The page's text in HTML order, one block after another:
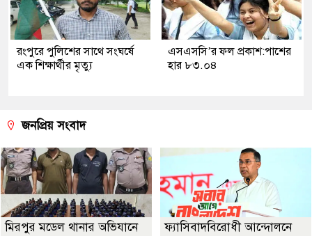
রংপুরে পুলিশের সাথে সংঘর্ষে
এক শিক্ষার্থীর মৃত্যু
এসএসসি’র ফল প্রকাশ:পাশের
হার ৮৩.০৪
জনপ্রিয় সংবাদ
মিরপুর মডেল থানার অভিযানে
ফ্যাসিবাদবিরোধী আন্দোলনে